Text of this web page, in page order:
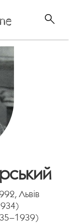
Львів